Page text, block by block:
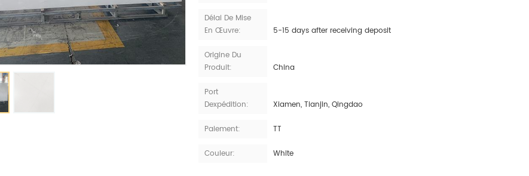
Délai De Mise
En Œuvre:
5-15 days after receiving deposit
Origine Du
Produit:
China
Port
Dexpédition:
Xiamen, Tianjin, Qingdao
Paiement: TT
Couleur: White